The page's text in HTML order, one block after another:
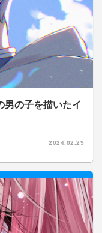
男の子を描いたイ
2024.02.29